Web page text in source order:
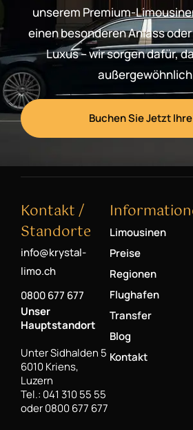
unserem Premium-
einen besonderen Anlass
Luxus – wir sorgen dafür,
Buchen Sie Jetzt
Kontakt /
Standorte
info@krystal-
limo.ch
0800 677 677
Unser
Hauptstandort
Unter Sidhalden 5
6010 Kriens,
Luzern
Tel.: 041 310 55 55
oder 0800 677 677
Limousinen
Preise
Regionen
Flughafen
Transfer
Blog
Kontakt